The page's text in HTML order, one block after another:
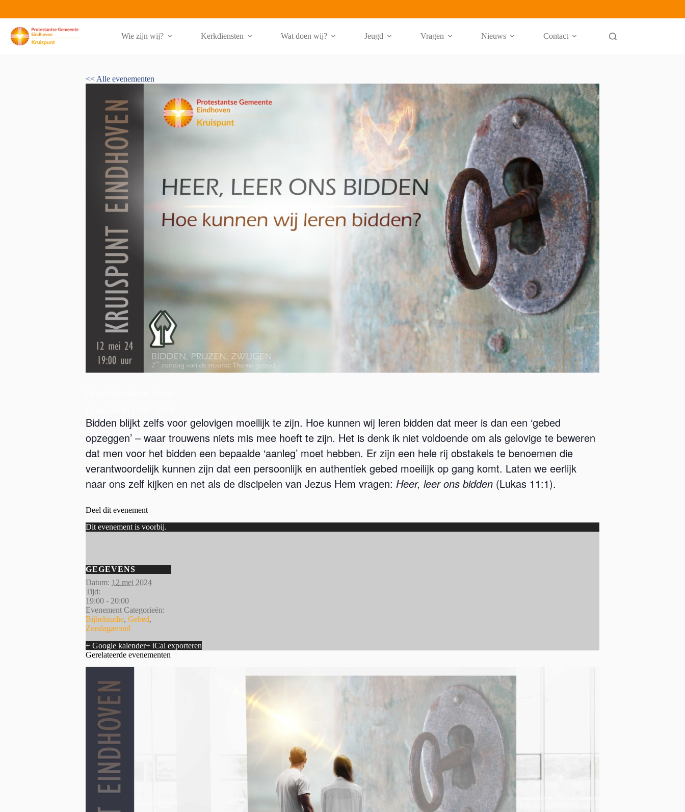
inhoud
Wie zijn wij? Kerkdiensten Wat doen wij? Jeugd Vragen Nieuws Contact
<< Alle evenementen
Bidden blijkt zelfs voor gelovigen moeilijk te zijn. Hoe kunnen wij leren bidden dat meer is dan een ‘gebed
opzeggen’ – waar trouwens niets mis mee hoeft te zijn. Het is denk ik niet voldoende om als gelovige te beweren
dat men voor het bidden een bepaalde ‘aanleg’ moet hebben. Er zijn een hele rij obstakels te benoemen die
verantwoordelijk kunnen zijn dat een persoonlijk en authentiek gebed moeilijk op gang komt. Laten we eerlijk
naar ons zelf kijken en net als de discipelen van Jezus Hem vragen: Heer, leer ons bidden (Lukas 11:1).
Deel dit evenement
Dit evenement is voorbij.
GEGEVENS
Datum: 12 mei 2024
Tijd:
19:00 - 20:00
Evenement Categorieën:
Bijbelstudie, Gebed,
Zondagavond
+ Google kalender+ iCal exporteren
Gerelateerde evenementen